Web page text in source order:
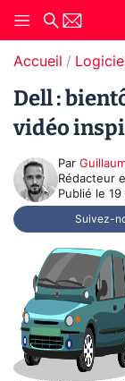
Accueil
Dell :
vidéo
Par
Rédacteur
Publié le 19
Suivez-